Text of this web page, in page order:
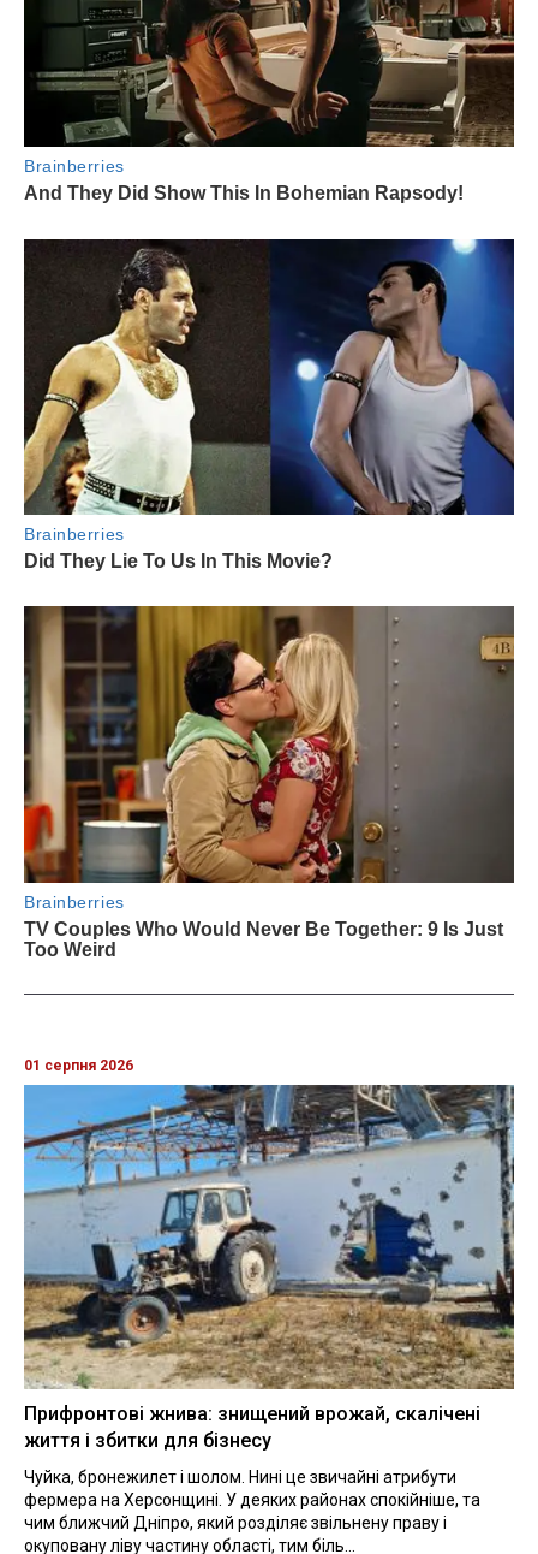
01 серпня 2026
Прифронтові жнива: знищений врожай, скалічені
життя і збитки для бізнесу
Чуйка, бронежилет і шолом. Нині це звичайні атрибути
фермера на Херсонщині. У деяких районах спокійніше, та
чим ближчий Дніпро, який розділяє звільнену праву і
окуповану ліву частину області, тим біль...